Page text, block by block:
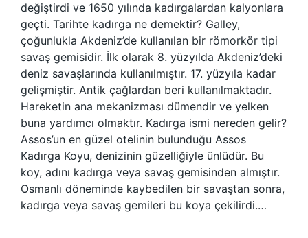
değiştirdi ve 1650 yılında kadırgalardan kalyonlara
geçti. Tarihte kadırga ne demektir? Galley,
çoğunlukla Akdeniz’de kullanılan bir römorkör tipi
savaş gemisidir. İlk olarak 8. yüzyılda Akdeniz’deki
deniz savaşlarında kullanılmıştır. 17. yüzyıla kadar
gelişmiştir. Antik çağlardan beri kullanılmaktadır.
Hareketin ana mekanizması dümendir ve yelken
buna yardımcı olmaktır. Kadırga ismi nereden gelir?
Assos’un en güzel otelinin bulunduğu Assos
Kadırga Koyu, denizinin güzelliğiyle ünlüdür. Bu
koy, adını kadırga veya savaş gemisinden almıştır.
Osmanlı döneminde kaybedilen bir savaştan sonra,
kadırga veya savaş gemileri bu koya çekilirdi.…